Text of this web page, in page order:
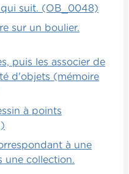
suit. (OB_0048)
sur un boulier.
puis les associer de
d'objets (mémoire
à points
à une
une collection.